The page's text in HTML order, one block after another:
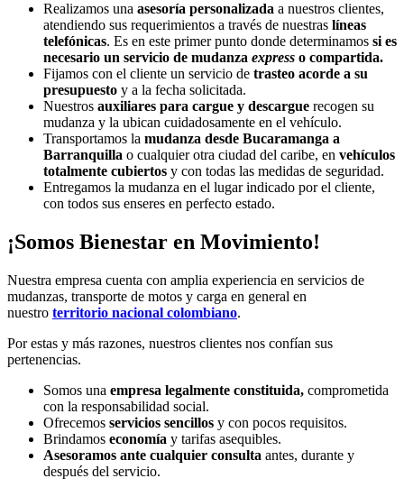
Realizamos una asesoría personalizada a nuestros clientes,
atendiendo sus requerimientos a través de nuestras líneas
telefónicas. Es en este primer punto donde determinamos si es
necesario un servicio de mudanza express o compartida.
Fijamos con el cliente un servicio de trasteo acorde a su
presupuesto y a la fecha solicitada.
Nuestros auxiliares para cargue y descargue recogen su
mudanza y la ubican cuidadosamente en el vehículo.
Transportamos la mudanza desde Bucaramanga a
Barranquilla o cualquier otra ciudad del caribe, en vehículos
totalmente cubiertos y con todas las medidas de seguridad.
Entregamos la mudanza en el lugar indicado por el cliente,
con todos sus enseres en perfecto estado.
¡Somos Bienestar en Movimiento!
Nuestra empresa cuenta con amplia experiencia en servicios de
mudanzas, transporte de motos y carga en general en
nuestro territorio nacional colombiano.
Por estas y más razones, nuestros clientes nos confían sus
pertenencias.
Somos una empresa legalmente constituida, comprometida
con la responsabilidad social.
Ofrecemos servicios sencillos y con pocos requisitos.
Brindamos economía y tarifas asequibles.
Asesoramos ante cualquier consulta antes, durante y
después del servicio.